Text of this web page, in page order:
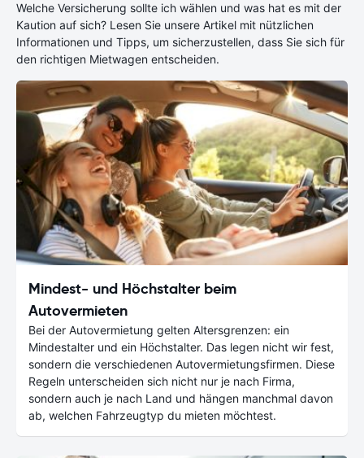
Welche Versicherung sollte ich wählen und was hat es mit der
Kaution auf sich? Lesen Sie unsere Artikel mit nützlichen
Informationen und Tipps, um sicherzustellen, dass Sie sich für
den richtigen Mietwagen entscheiden.
Mindest- und Höchstalter beim
Autovermieten
Bei der Autovermietung gelten Altersgrenzen: ein
Mindestalter und ein Höchstalter. Das legen nicht wir fest,
sondern die verschiedenen Autovermietungsfirmen. Diese
Regeln unterscheiden sich nicht nur je nach Firma,
sondern auch je nach Land und hängen manchmal davon
ab, welchen Fahrzeugtyp du mieten möchtest.